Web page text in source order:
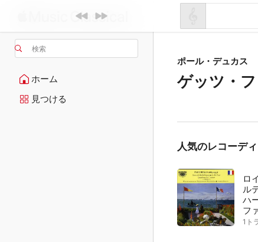
検索
ホーム
見つける
ポール・デュカス
ゲッツ・
人気のレコーデ
ロ
ル
ハ
フ
1ト